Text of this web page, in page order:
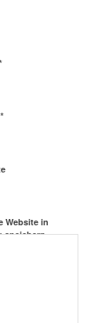
*
Website in
speichern.